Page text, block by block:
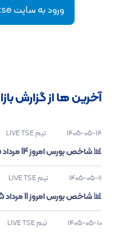
ورود به سایت livetse
آخرین ها از گزارش
1405-05-14 تیم LIVE TSE
📊 شاخص بورس امروز 14 مرداد 1405 – گزارش بازار بورس و واچ لیست ویژه
1405-05-11 تیم LIVE TSE
📊 شاخص بورس امروز 11 مرداد 1405 – گزارش بازار بورس و واچ لیست ویژه
1405-05-10 تیم LIVE TSE